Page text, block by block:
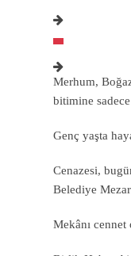
Merhum,
bitimine
Genç yaşta
Cenazesi,
Belediye
Mekânı